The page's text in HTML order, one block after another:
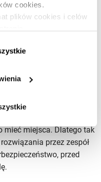
cookies.
plików cookies i celów
dużych instytucji
danych, automatyzacja.
drugiej strony nowinki
danego rozwiązania
mieć miejsca. Dlatego tak
przez zespół
przed